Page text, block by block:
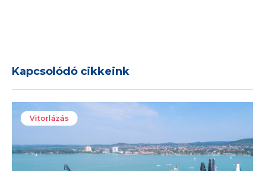
Kapcsolódó cikkeink
Vitorlázás